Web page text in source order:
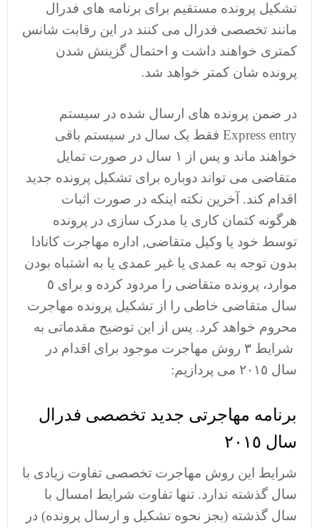
تشکیل پرونده مستقیم برای برنامه های فدرال
مانند تخصصی فدرال می کنند در این رقابت شانس
کمتری خواهند داشت و احتمال گزینش شدن
پرونده شان کمتر خواهد شد.
در ضمن پرونده های ارسال شده در سیستم
Express entry فقط یک سال در سیستم باقی
خواهند ماند و پس از ١ سال در صورت تمایل
متقاضی می تواند دوباره برای تشکیل پرونده جدید
اقدام کند. آخرین نکته اینکه در صورت اثبات
هرگونه کتمان کاری یا مدرک سازی در پرونده
توسط خود یا وکیل متقاضی, اداره مهاجرت کانادا
بدون توجه به عمدی یا غیر عمدی یا به اشتباه بودن
موارد، پرونده متقاضی را مردود کرده و برای ٥
سال متقاضی خاطی را از تشکیل پرونده مهاجرت
محروم خواهد کرد. پس از این توضیح مقدماتی به
شرایط ٣ روش مهاجرت موجود برای اقدام در
سال ٢٠١٥ می پردازیم:
برنامه مهاجرتی جدید تخصصی فدرال
سال ٢٠١٥
شرایط این روش مهاجرت تخصصی تفاوت زیادی با
سال گذشته ندارد. تنها تفاوت شرایط امسال با
سال گذشته (بجز نحوه تشکیل و ارسال پرونده) در